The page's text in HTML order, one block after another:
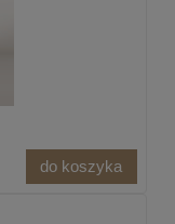
do koszyka